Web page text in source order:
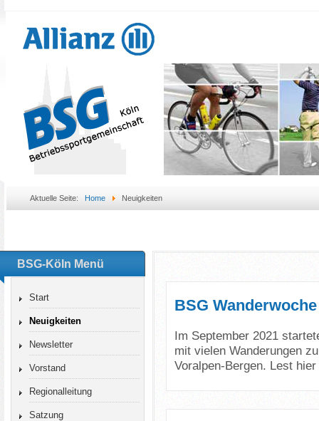
Aktuelle Seite:Home Neuigkeiten
BSG-Köln Menü
Start
Neuigkeiten
Newsletter
Vorstand
Regionalleitung
Satzung
BSG
Im September 2021
mit vielen Wanderungen
Voralpen-Bergen. Lest